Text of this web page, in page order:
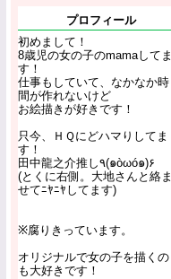
プロフィール
初めまして！
8歳児の女の子のmamaしてま
す！
仕事もしていて、なかなか時
間が作れないけど
お絵描きが好きです！
只今、ＨＱにどハマりしてま
す！
田中龍之介推し٩(๑òωó๑)۶
(とくに右側。大地さんと絡ま
せてﾆﾔﾆﾔしてます)
※腐りきっています。
オリジナルで女の子を描くの
も大好きです！